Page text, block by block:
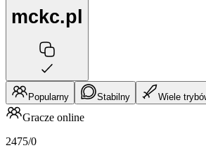
mckc.pl
Popularny Stabilny Wiele
Gracze online
2475/0